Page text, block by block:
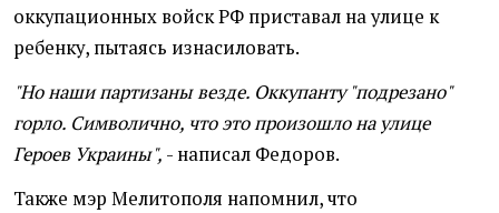
оккупационных войск РФ приставал на улице к
ребенку, пытаясь изнасиловать.
"Но наши партизаны везде. Оккупанту "подрезано"
горло. Символично, что это произошло на улице
Героев Украины", - написал Федоров.
Также мэр Мелитополя напомнил, что